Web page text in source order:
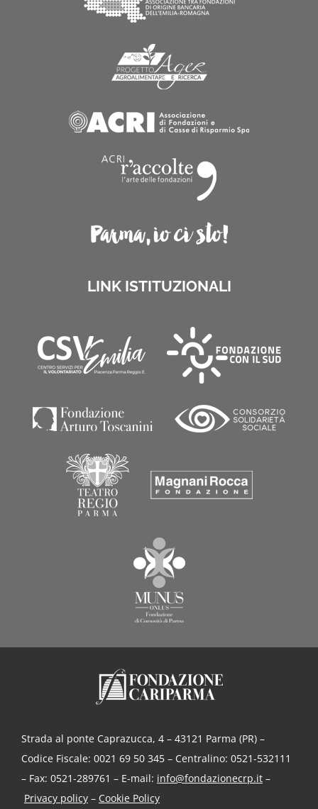
LINK ISTITUZIONALI
Strada al ponte Caprazucca, 4 – 43121 Parma (PR) –
Codice Fiscale: 0021 69 50 345 – Centralino: 0521-532111
– Fax: 0521-289761 – E-mail: info@fondazionecrp.it–
Privacy policy– Cookie Policy